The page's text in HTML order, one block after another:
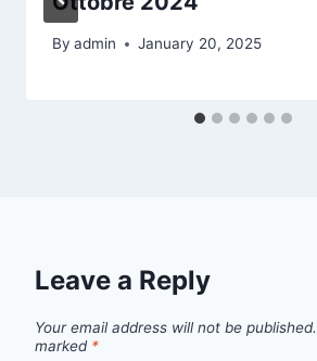
By admin January 20, 2025
Leave a Reply
Your email address will not be published.
marked *